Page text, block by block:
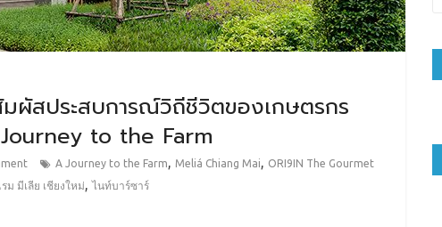
ผัสประสบการณ์วิถีชีวิตของเกษตรกร
to the Farm
A Journey to the Farm, Meliá Chiang Mai, ORI9IN The Gourmet
ม มีเลีย เชียงใหม่,ไนท์บาร์ซาร์